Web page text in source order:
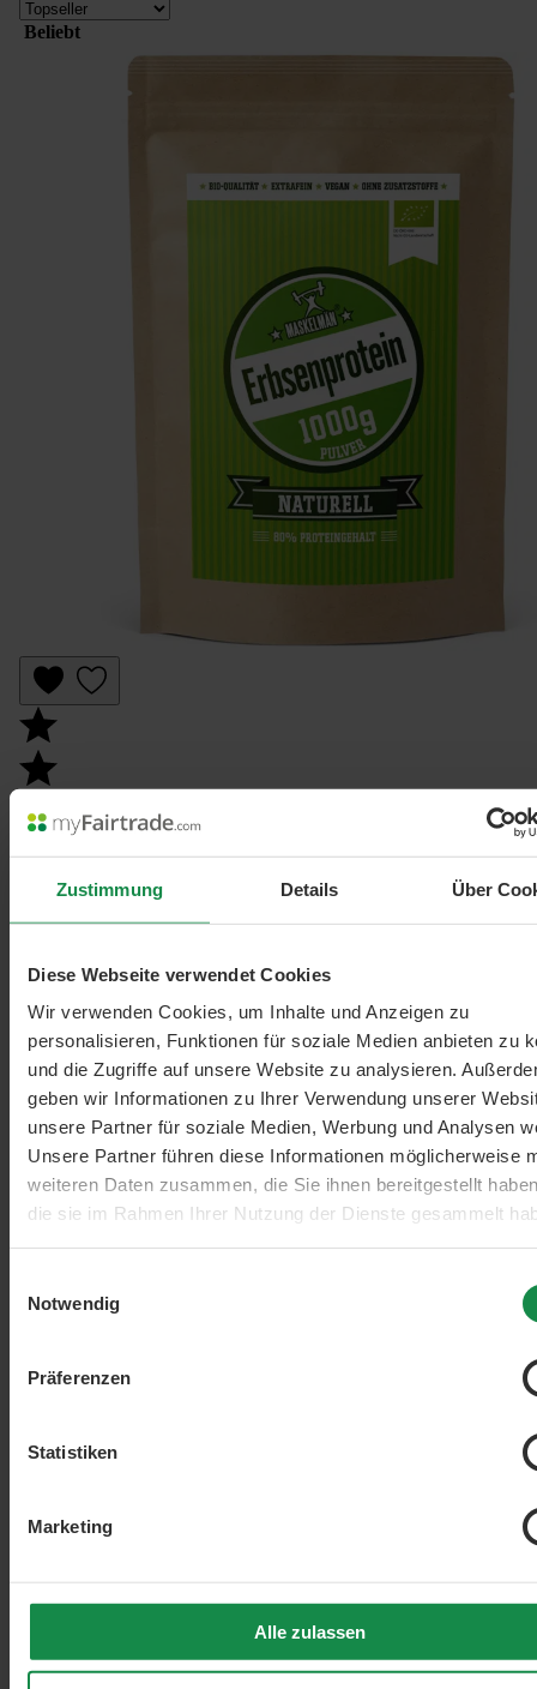
Zustimmung Details Über
Diese Webseite verwendet Cookies
Wir verwenden Cookies, um Inhalte und Anzeigen zu
personalisieren, Funktionen für soziale Medien anbieten zu
und die Zugriffe auf unsere Website zu analysieren.
geben wir Informationen zu Ihrer Verwendung unserer
unsere Partner für soziale Medien, Werbung und Analysen
Unsere Partner führen diese Informationen möglicherweise
weiteren Daten zusammen, die Sie ihnen bereitgestellt
die sie im Rahmen Ihrer Nutzung der Dienste gesammelt
Notwendig
Präferenzen
Statistiken
Marketing
Alle zulassen
Beliebt
Erbsenprotein
Mit 84% Eiweissgehalt - reich an Lysin
1000 Gramm
23,99 €
Maskelmän
In den Warenkorb
Beliebt Neues Design